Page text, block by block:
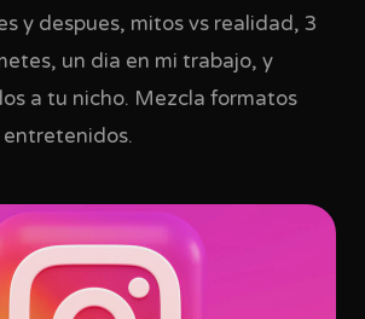
y despues, mitos vs realidad, 3
un dia en mi trabajo, y
a tu nicho. Mezcla formatos